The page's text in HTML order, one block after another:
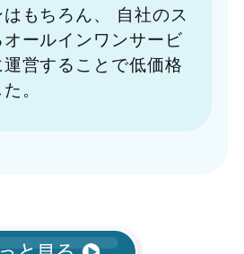
もちろん、
自社のス
ールインワンサービ
営することで低価格
。